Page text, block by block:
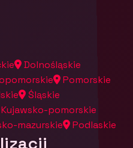
Dolnośląskie
Pomorskie
Śląskie
Kujawsko-pomorskie
mazurskie Podlaskie